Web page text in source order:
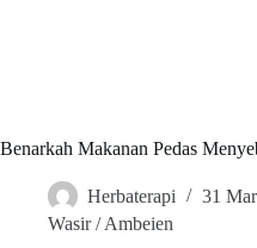
Benarkah Makanan Pedas
Herbaterapi
31
Wasir / Ambeien